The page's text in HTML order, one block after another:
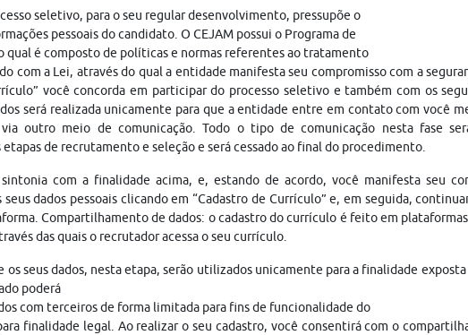
seletivo, para o seu regular desenvolvimento, pressupõe o
pessoais do candidato. O CEJAM possui o Programa de
qual é composto de políticas e normas referentes ao tratamento
com a Lei, através do qual a entidade manifesta seu compromisso com a
você concorda em participar do processo seletivo e também com os
será realizada unicamente para que a entidade entre em contato com você
outro meio de comunicação. Todo o tipo de comunicação nesta fase
de recrutamento e seleção e será cessado ao final do procedimento.
com a finalidade acima, e, estando de acordo, você manifesta seu
dados pessoais clicando em “Cadastro de Currículo” e, em seguida,
Compartilhamento de dados: o cadastro do currículo é feito em
das quais o recrutador acessa o seu currículo.
os seus dados, nesta etapa, serão utilizados unicamente para a finalidade
poderá
com terceiros de forma limitada para fins de funcionalidade do
finalidade legal. Ao realizar o seu cadastro, você consentirá com o